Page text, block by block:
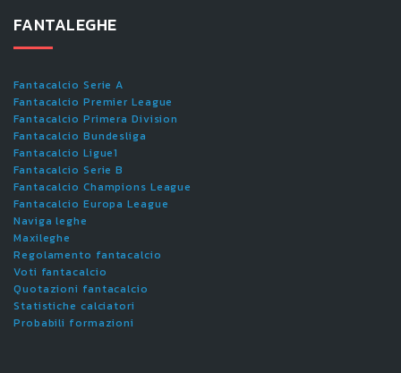
FANTALEGHE
Fantacalcio Serie A
Fantacalcio Premier League
Fantacalcio Primera Division
Fantacalcio Bundesliga
Fantacalcio Ligue1
Fantacalcio Serie B
Fantacalcio Champions League
Fantacalcio Europa League
Naviga leghe
Maxileghe
Regolamento fantacalcio
Voti fantacalcio
Quotazioni fantacalcio
Statistiche calciatori
Probabili formazioni